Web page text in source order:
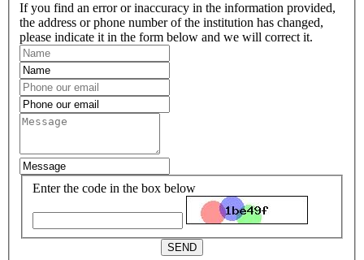
If you find an error or inaccuracy in the information provided,
the address or phone number of the institution has changed,
please indicate it in the form below and we will correct it.
Enter the code in the box below
SEND